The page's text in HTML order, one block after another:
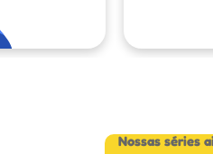
Nossas séries